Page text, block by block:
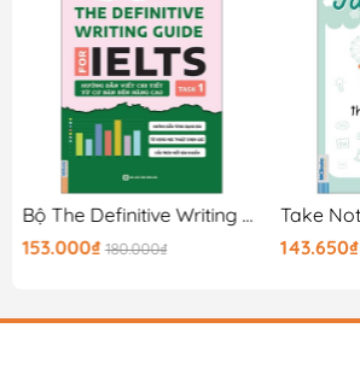
- Tác giả: Mike’s
- Nhà xuất bản: NXB Hồng Đức.
- Công ty phát hành: MCBooks
- Số trang: 213
- Hình thức: Bìa mềm.
Bộ The Definitive Writing Guide For IELTS - Task 1
153.000₫ 180.000₫
143.650₫